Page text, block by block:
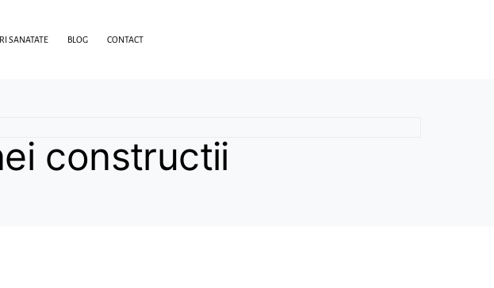
SANATATE BLOG CONTACT
constructii